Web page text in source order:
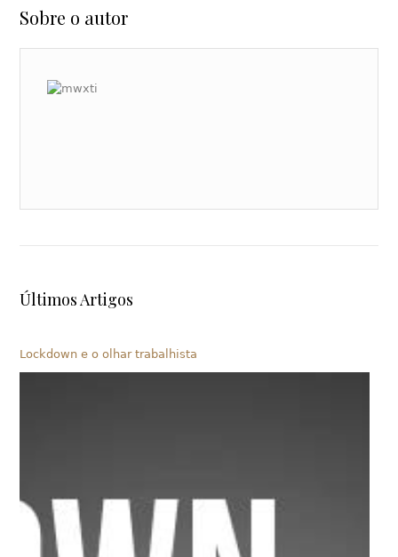
Sobre o autor
Últimos Artigos
Lockdown e o olhar trabalhista